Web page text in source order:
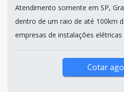
Atendimento somente em SP,
dentro de um raio de até 100km
empresas de instalações elétricas
Cotar